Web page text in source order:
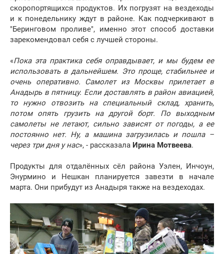
скоропортящихся продуктов. Их погрузят на вездеходы
и к понедельнику ждут в районе. Как подчеркивают в
"Беринговом проливе", именно этот способ доставки
зарекомендовал себя с лучшей стороны.
«Пока эта практика себя оправдывает, и мы будем ее
использовать в дальнейшем. Это проще, стабильнее и
очень оперативно. Самолет из Москвы прилетает в
Анадырь в пятницу. Если доставлять в район авиацией,
то нужно отвозить на специальный склад, хранить,
потом опять грузить на другой борт. По выходным
самолеты не летают, сильно зависят от погоды, а ее
постоянно нет. Ну, а машина загрузилась и пошла –
через три дня у нас», - рассказала Ирина Мотвеева.
Продукты для отдалённых сёл района Уэлен, Инчоун,
Энурмино и Нешкан планируется завезти в начале
марта. Они прибудут из Анадыря также на вездеходах.